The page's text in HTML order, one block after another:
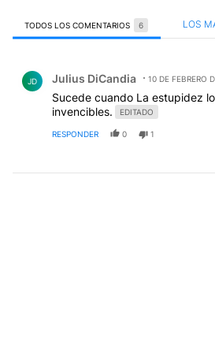
TODOS LOS COMENTARIOS 6 LOS
JD Julius DiCandia 10 DE FEBRERO
Sucede cuando La estupidez
invencibles.
EDITADO
RESPONDER 0 1